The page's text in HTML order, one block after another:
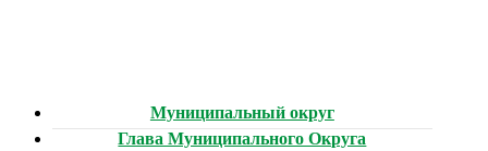
Муниципальный округ
Глава Муниципального Округа